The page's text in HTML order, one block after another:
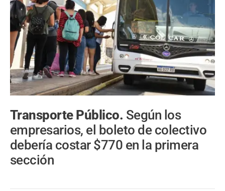
Transporte Público. Según los
empresarios, el boleto de colectivo
debería costar $770 en la primera
sección